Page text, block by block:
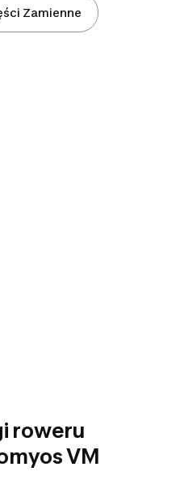
Zamienne
roweru
VM